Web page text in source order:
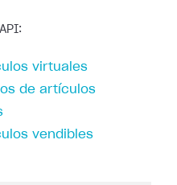
virtuales
de artículos
vendibles